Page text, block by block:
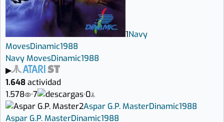
1Navy
MovesDinamic1988
Navy MovesDinamic1988
▶
1.648actividad
1.578
·7 ·0
2Aspar G.P. MasterDinamic1988
Aspar G.P. MasterDinamic1988